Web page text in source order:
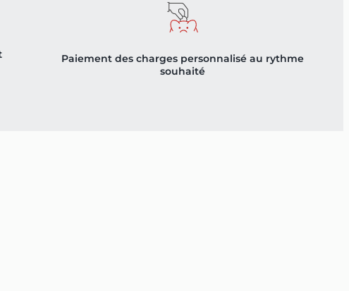
Paiement des charges personnalisé au rythme
souhaité